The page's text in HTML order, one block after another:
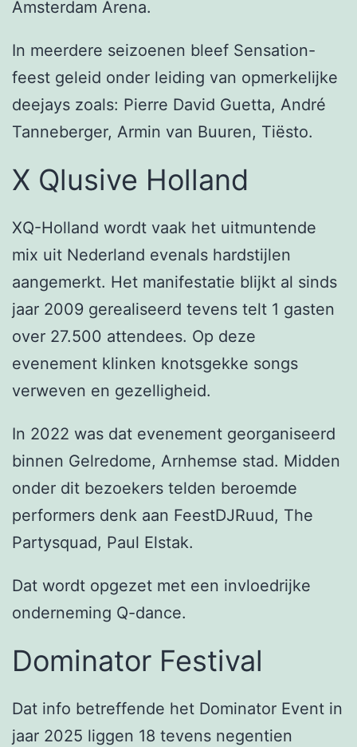
Amsterdam Arena.
In meerdere seizoenen bleef Sensation-
feest geleid onder leiding van opmerkelijke
deejays zoals: Pierre David Guetta, André
Tanneberger, Armin van Buuren, Tiësto.
X Qlusive Holland
XQ-Holland wordt vaak het uitmuntende
mix uit Nederland evenals hardstijlen
aangemerkt. Het manifestatie blijkt al sinds
jaar 2009 gerealiseerd tevens telt 1 gasten
over 27.500 attendees. Op deze
evenement klinken knotsgekke songs
verweven en gezelligheid.
In 2022 was dat evenement georganiseerd
binnen Gelredome, Arnhemse stad. Midden
onder dit bezoekers telden beroemde
performers denk aan FeestDJRuud, The
Partysquad, Paul Elstak.
Dat wordt opgezet met een invloedrijke
onderneming Q-dance.
Dominator Festival
Dat info betreffende het Dominator Event in
jaar 2025 liggen 18 tevens negentien